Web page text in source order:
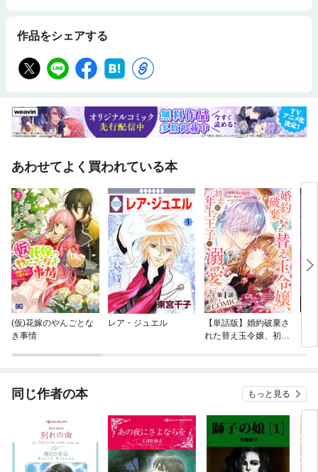
作品をシェアする
あわせてよく買われている本
(仮)花嫁のやんごとな
き事情
レア・ジュエル
【単話版】婚約破棄さ
れた替え玉令嬢、初恋
一
同じ作者の本 もっと見る